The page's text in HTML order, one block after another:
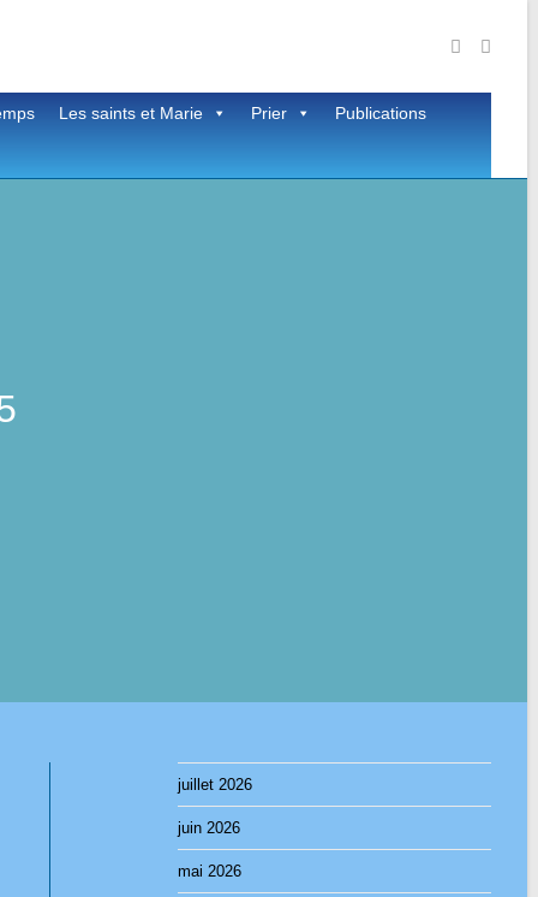
Les saints et Marie Prier Publications
juillet 2026
juin 2026
mai 2026